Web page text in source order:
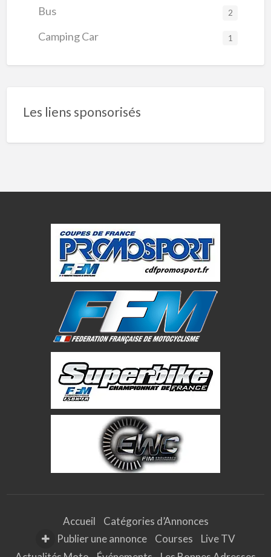
Bus 2
Camping Car 1
Les liens sponsorisés
Accueil
Catégories d’Annonces
Publier une annonce
Courses
Live TV